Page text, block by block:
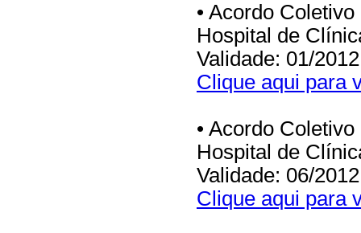
• Acordo
Hospital de
Validade: 01/
Clique aqui para
• Acordo
Hospital de
Validade: 06/
Clique aqui para